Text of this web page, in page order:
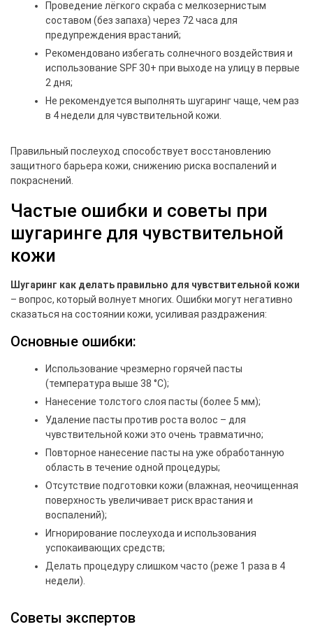
Проведение лёгкого скраба с мелкозернистым
составом (без запаха) через 72 часа для
предупреждения врастаний;
Рекомендовано избегать солнечного воздействия и
использование SPF 30+ при выходе на улицу в первые
2 дня;
Не рекомендуется выполнять шугаринг чаще, чем раз
в 4 недели для чувствительной кожи.
Правильный послеуход способствует восстановлению
защитного барьера кожи, снижению риска воспалений и
покраснений.
Частые ошибки и советы при
шугаринге для чувствительной
кожи
Шугаринг как делать правильно для чувствительной кожи
– вопрос, который волнует многих. Ошибки могут негативно
сказаться на состоянии кожи, усиливая раздражения:
Основные ошибки:
Использование чрезмерно горячей пасты
(температура выше 38 °С);
Нанесение толстого слоя пасты (более 5 мм);
Удаление пасты против роста волос – для
чувствительной кожи это очень травматично;
Повторное нанесение пасты на уже обработанную
область в течение одной процедуры;
Отсутствие подготовки кожи (влажная, неочищенная
поверхность увеличивает риск врастания и
воспалений);
Игнорирование послеухода и использования
успокаивающих средств;
Делать процедуру слишком часто (реже 1 раза в 4
недели).
Советы экспертов